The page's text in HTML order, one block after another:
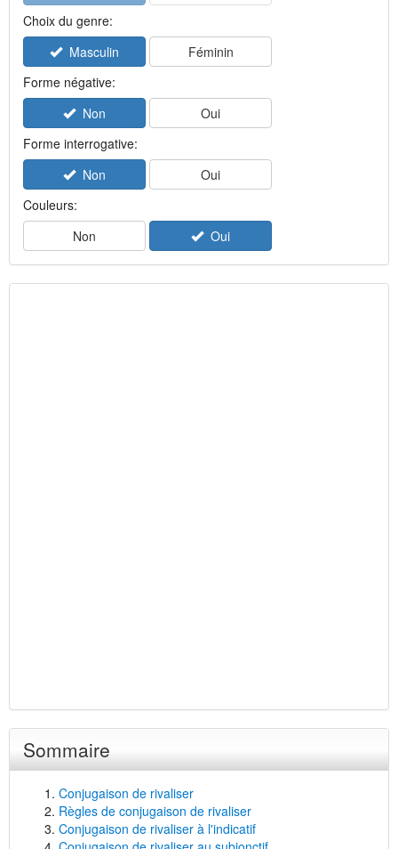
Choix du genre:
Masculin
Féminin
Forme négative:
Non
Oui
Forme interrogative:
Non
Oui
Couleurs:
Non
Oui
Sommaire
Conjugaison de rivaliser
Règles de conjugaison de rivaliser
Conjugaison de rivaliser à l'indicatif